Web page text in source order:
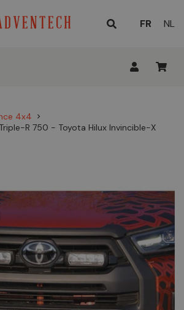
LANGUE
FR NL
4x4 chevron_right
R 750 - Toyota Hilux Invincible-X